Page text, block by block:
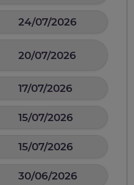
24/07/2026
20/07/2026
17/07/2026
15/07/2026
15/07/2026
30/06/2026